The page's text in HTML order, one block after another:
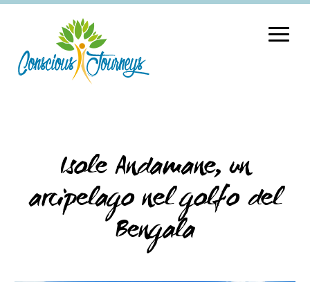
Isole Andamane, un
arcipelago nel golfo del
Bengala